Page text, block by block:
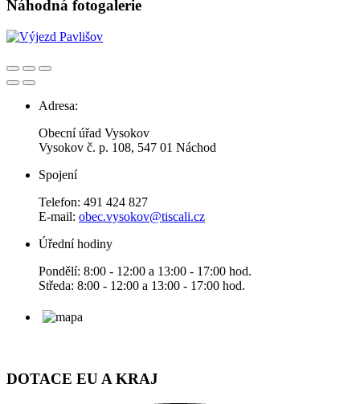
Náhodná fotogalerie
Adresa:
Obecní úřad Vysokov
Vysokov č. p. 108, 547 01 Náchod
Spojení
Telefon: 491 424 827
E-mail: obec.vysokov@tiscali.cz
Úřední hodiny
Pondělí: 8:00 - 12:00 a 13:00 - 17:00 hod.
Středa: 8:00 - 12:00 a 13:00 - 17:00 hod.
DOTACE EU A KRAJ